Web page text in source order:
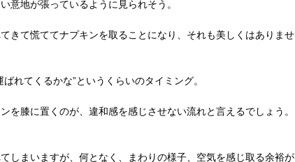
意地が張っているように見られそう。
きて慌ててナプキンを取ることになり、それも美しくはありませ
れてくるかな”というくらいのタイミング。
を膝に置くのが、違和感を感じさせない流れと言えるでしょう。
しまいますが、何となく、まわりの様子、空気を感じ取る余裕が